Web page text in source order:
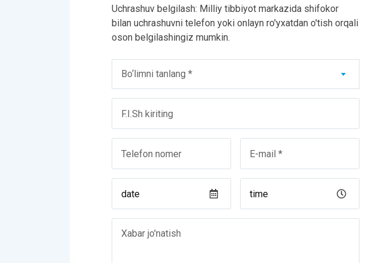
Uchrashuv belgilash: Milliy tibbiyot markazida shifokor
bilan uchrashuvni telefon yoki onlayn ro'yxatdan o'tish orqali
oson belgilashingiz mumkin.
Bo‘limni tanlang *